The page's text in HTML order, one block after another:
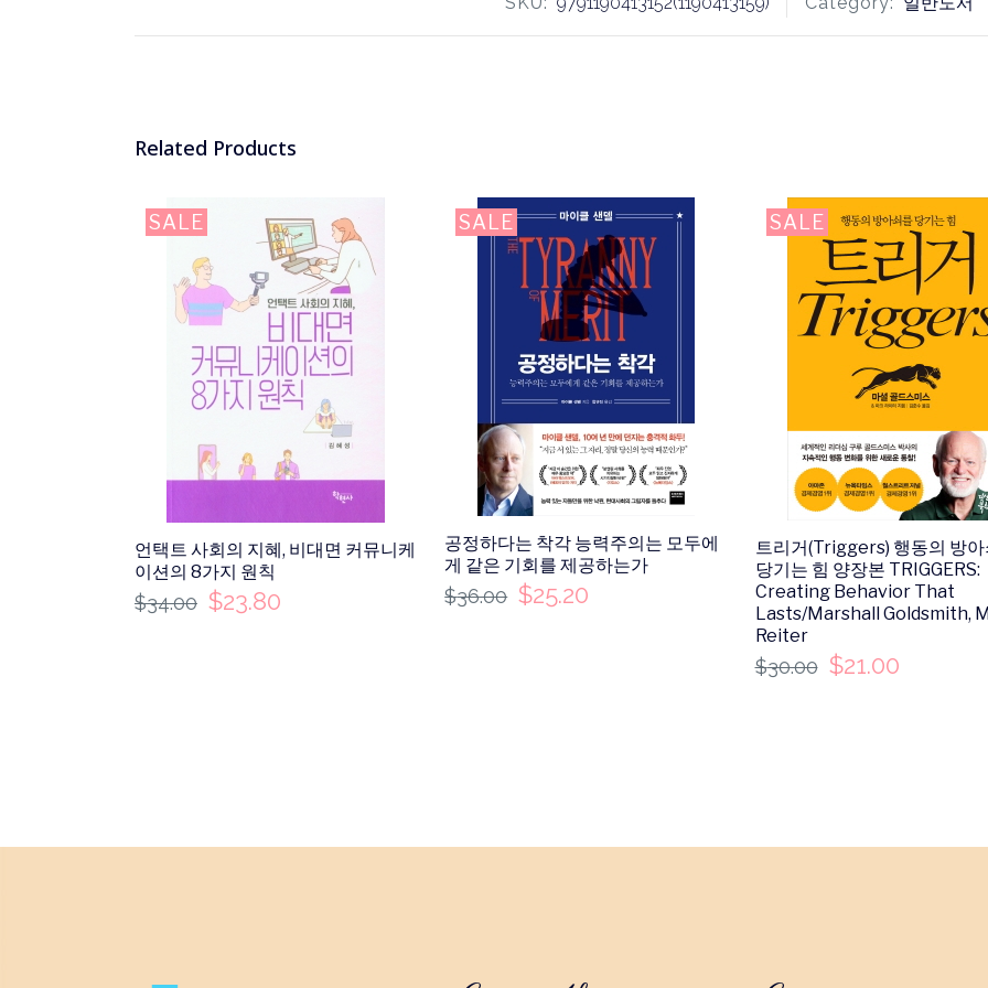
Related Products
SALE
언택트 사회의 지혜, 비대면 커뮤니케
이션의 8가지 원칙
$34.00 $23.80
SALE
공정하다는 착각 능력주의는 모두에
게 같은 기회를 제공하는가
$36.00 $25.20
SALE
트리거(Triggers) 행동의 방
당기는 힘 양장본 TRIGGERS:
Creating Behavior That
Lasts/Marshall Goldsmith,
Reiter
$30.00 $21.00